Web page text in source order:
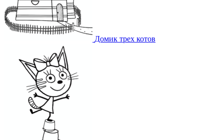
Домик трех котов